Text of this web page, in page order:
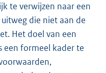
te verwijzen naar een
die niet aan de
Het doel van een
een formeel kader te